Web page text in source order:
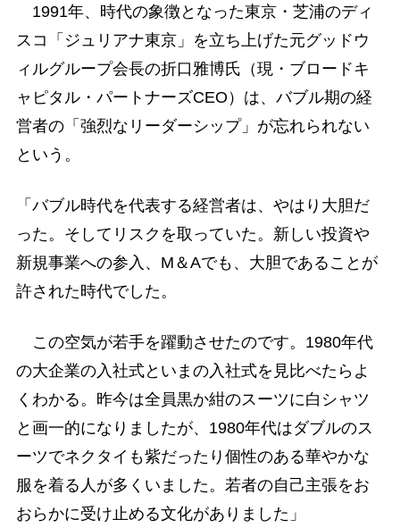
1991年、時代の象徴となった東京・芝浦のディ
スコ「ジュリアナ東京」を立ち上げた元グッドウ
ィルグループ会長の折口雅博氏（現・ブロードキ
ャピタル・パートナーズCEO）は、バブル期の経
営者の「強烈なリーダーシップ」が忘れられない
という。
「バブル時代を代表する経営者は、やはり大胆だ
った。そしてリスクを取っていた。新しい投資や
新規事業への参入、M＆Aでも、大胆であることが
許された時代でした。
この空気が若手を躍動させたのです。1980年代
の大企業の入社式といまの入社式を見比べたらよ
くわかる。昨今は全員黒か紺のスーツに白シャツ
と画一的になりましたが、1980年代はダブルのス
ーツでネクタイも紫だったり個性のある華やかな
服を着る人が多くいました。若者の自己主張をお
おらかに受け止める文化がありました」